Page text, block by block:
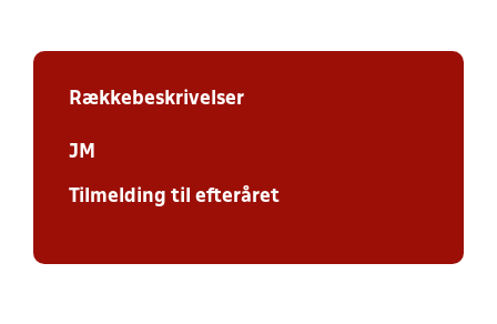
Rækkebeskrivelser
JM
Tilmelding til efteråret